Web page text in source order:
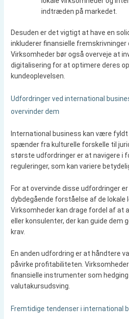
indtræden på markedet.
Desuden er det vigtigt at have en
inkluderer finansielle fremskrivninger
Virksomheder bør også overveje at
digitalisering for at optimere deres
kundeoplevelsen.
Udfordringer ved international
overvinder dem
International business kan være
spænder fra kulturelle forskelle til
største udfordringer er at navigere i
reguleringer, som kan variere
For at overvinde disse udfordringer
dybdegående forståelse af de lokale
Virksomheder kan drage fordel af
eller konsulenter, der kan guide dem
krav.
En anden udfordring er at håndtere
påvirke profitabiliteten.
finansielle instrumenter som
valutakursudsving.
Fremtidige tendenser i international